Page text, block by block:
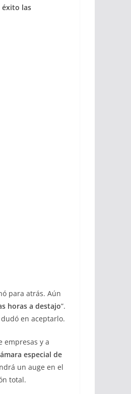
éxito las
para atrás. Aún
horas a destajo”.
en aceptarlo.
empresas y a
especial de
un auge en el
total.